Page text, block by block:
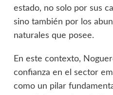
estado, no solo por sus
sino también por los
naturales que posee.
En este contexto,
confianza en el sector
como un pilar